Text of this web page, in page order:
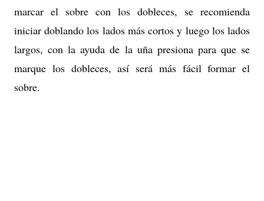
marcar el sobre con los dobleces, se recomienda
iniciar doblando los lados más cortos y luego los lados
largos, con la ayuda de la uña presiona para que se
marque los dobleces, así será más fácil formar el
sobre.